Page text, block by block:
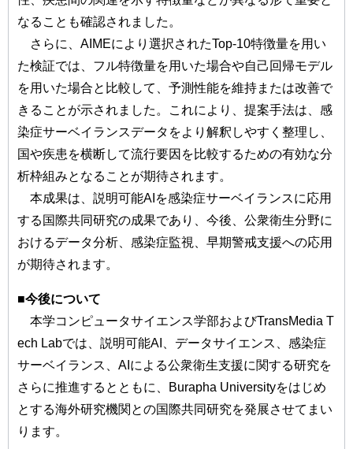
なることも確認されました。
さらに、AIMEにより選択されたTop-10特徴量を用い
た検証では、フル特徴量を用いた場合や自己回帰モデル
を用いた場合と比較して、予測性能を維持または改善で
きることが示されました。これにより、提案手法は、感
染症サーベイランスデータをより解釈しやすく整理し、
国や疾患を横断して流行要因を比較するための有効な分
析枠組みとなることが期待されます。
本成果は、説明可能AIを感染症サーベイランスに応用
する国際共同研究の成果であり、今後、公衆衛生分野に
おけるデータ分析、感染症監視、早期警戒支援への応用
が期待されます。
■今後について
本学コンピュータサイエンス学部およびTransMedia T
ech Labでは、説明可能AI、データサイエンス、感染症
サーベイランス、AIによる公衆衛生支援に関する研究を
さらに推進するとともに、Burapha Universityをはじめ
とする海外研究機関との国際共同研究を発展させてまい
ります。